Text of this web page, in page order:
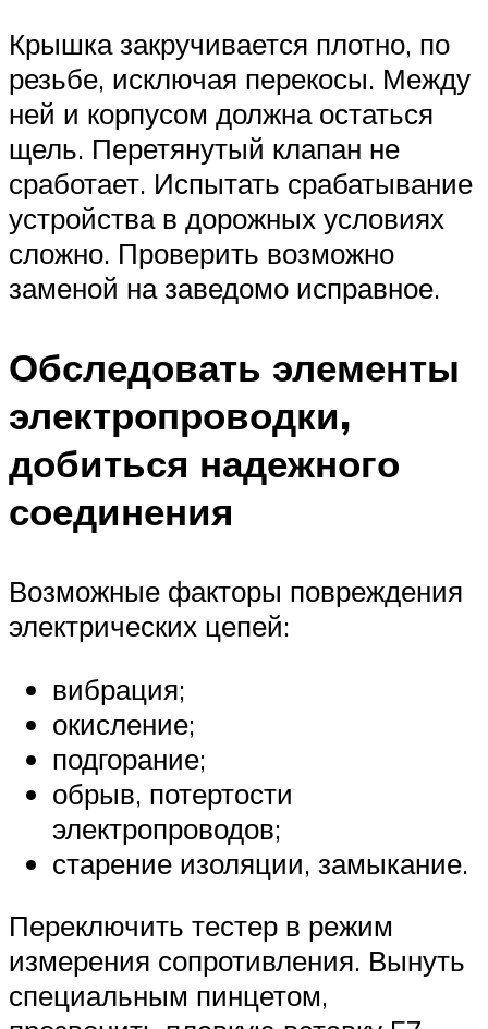
Крышка закручивается плотно, по
резьбе, исключая перекосы. Между
ней и корпусом должна остаться
щель. Перетянутый клапан не
сработает. Испытать срабатывание
устройства в дорожных условиях
сложно. Проверить возможно
заменой на заведомо исправное.
Обследовать элементы
электропроводки,
добиться надежного
соединения
Возможные факторы повреждения
электрических цепей:
вибрация;
окисление;
подгорание;
обрыв, потертости
электропроводов;
старение изоляции, замыкание.
Переключить тестер в режим
измерения сопротивления. Вынуть
специальным пинцетом,